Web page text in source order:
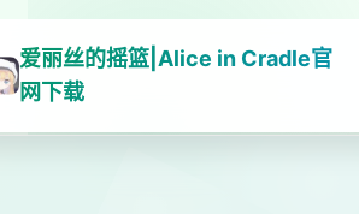
爱丽丝的摇篮|Alice in Cradle官
网下载